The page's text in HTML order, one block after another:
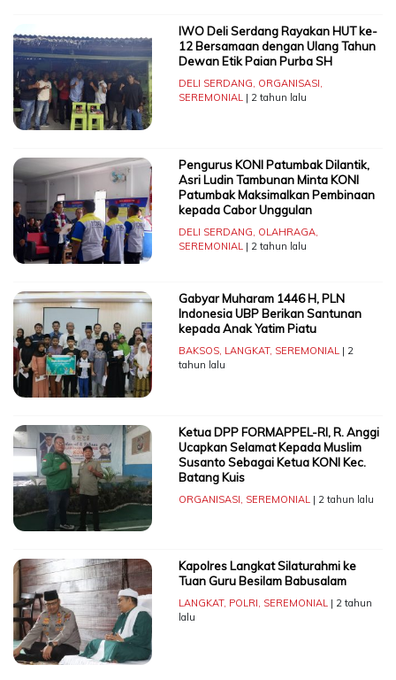
IWO Deli Serdang Rayakan HUT ke-
12 Bersamaan dengan Ulang Tahun
Dewan Etik Paian Purba SH
DELI SERDANG ORGANISASI
SEREMONIAL | 2 tahun lalu
Pengurus KONI Patumbak Dilantik,
Asri Ludin Tambunan Minta KONI
Patumbak Maksimalkan Pembinaan
kepada Cabor Unggulan
DELI SERDANG OLAHRAGA,
SEREMONIAL | 2 tahun lalu
Gabyar Muharam 1446 H, PLN
Indonesia UBP Berikan Santunan
kepada Anak Yatim Piatu
BAKSOS, LANGKAT, SEREMONIAL | 2
tahun lalu
Ketua DPP FORMAPPEL-RI, R. Anggi
Ucapkan Selamat Kepada Muslim
Susanto Sebagai Ketua KONI Kec.
Batang Kuis
ORGANISASI SEREMONIAL | 2 tahun lalu
Kapolres Langkat Silaturahmi ke
Tuan Guru Besilam Babusalam
LANGKAT, POLRI SEREMONIAL | 2 tahun
lalu